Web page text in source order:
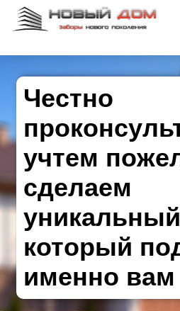
Честно
учтем
сделаем
который
именно вам